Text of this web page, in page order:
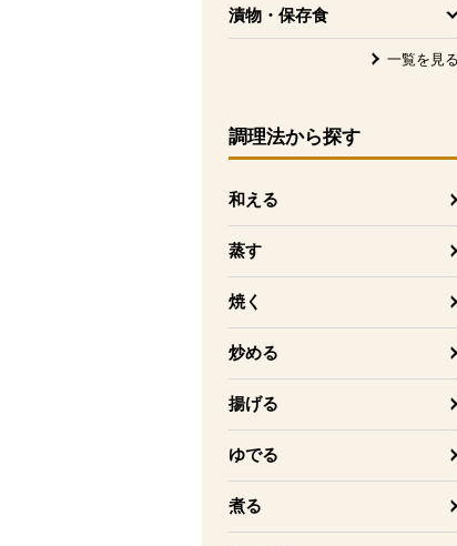
漬物・保存食
を開く
一覧を見る
調理法から探す
和える
蒸す
焼く
炒める
揚げる
ゆでる
煮る